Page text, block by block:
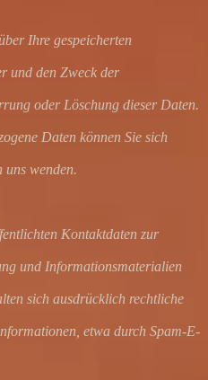
Ihre gespeicherten
und den Zweck der
oder Löschung dieser Daten.
Daten können Sie sich
uns wenden.
Kontaktdaten zur
und Informationsmaterialien
sich ausdrücklich rechtliche
etwa durch Spam-E-